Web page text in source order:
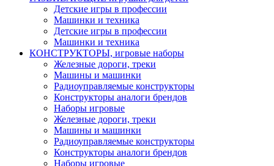
Детские игры в профессии
Машинки и техника
Детские игры в профессии
Машинки и техника
КОНСТРУКТОРЫ, игровые наборы
Железные дороги, треки
Машины и машинки
Радиоуправляемые конструкторы
Конструкторы аналоги брендов
Наборы игровые
Железные дороги, треки
Машины и машинки
Радиоуправляемые конструкторы
Конструкторы аналоги брендов
Наборы игровые